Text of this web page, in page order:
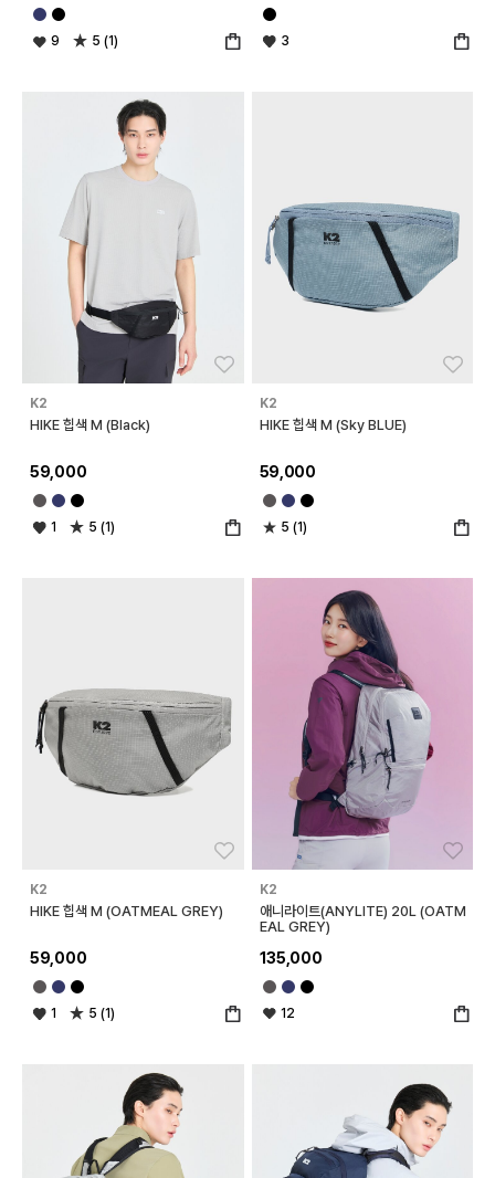
9 5 (1) 3
K2
HIKE 힙색 M (Black)
59,000
1 5 (1)
K2
HIKE 힙색 M (Sky BLUE)
59,000
5 (1)
K2
HIKE 힙색 M (OATMEAL GREY)
59,000
1 5 (1)
K2
애니라이트(ANYLITE) 20L (OATM
EAL GREY)
135,000
12